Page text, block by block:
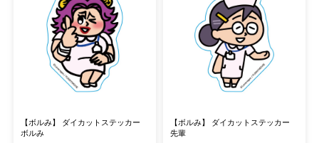
【ボルみ】 ダイカットステッカー
ボルみ
【ボルみ】 ダイカットステッカー
先輩